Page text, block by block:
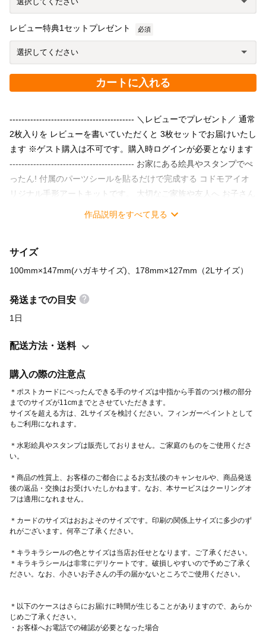
レビュー特典1セットプレゼント 必須
カートに入れる
------------------------------------------ ＼レビューでプレゼント／ 通常
2枚入りを レビューを書いていただくと 3枚セットでお届けいたし
ます ※ゲスト購入は不可です。購入時ログインが必要となります
------------------------------------------ お家にある絵具やスタンプでぺ
ったん! 付属のパーツシールを貼るだけで完成する コドモアイオ
リジナル手形アートキットです。 大切なご家族や友人へ お子さん
の成長を、手形アートで伝えてみませんか？ 成長とともに木が大
ッセージを書いて内祝いに添えたり 切手を貼って遠く離れたおじ
いちゃんおばあちゃんへ 成長のお便りを送ることもできます。 特
を示したい 特別なシーンなどにぴったりです。 また、定期的に小
さな手形とお子さんの写真を アルバムにストックしていけば 時間
う間に大きくなる お子さんのおててやあんよ。 親子で楽しくぺっ
みませんか？ ------------------------------------------ ↓2サイズご用意し
ております↓ ＊ポストカード【対象年齢0〜3歳】 手足サイズ中
指から付け根まで『約11cm』まで入ります。 ＊2Lサイズ【対象
年齢0〜9歳】 手足サイズ中指から付け根まで『約14cm』まで
ット2枚入 ・ポストカード計2枚 ・キラキラシール大〜小10
粒 ・色紙台紙1枚 ・作り方説明書 ＊サイズ ・ポストカード
縦14.7cm×横10.0cm ・2Lサイズ縦17.8cm×横12.7cm ＊紙素材
上質マット紙／厚手0.26mm（ハガキほどの厚み） ＊裏面 ・
ポストカード/2Lサイズともに無地 ＊印刷 ・発色のいいRGB印
刷を採用 ------------------------------------------ その他 ＊絵の具やフ
レームは付属しておりません。 ご家庭のものをお使いくださ
い。 ＊キラキラパーツシールの 色と大きさは当店おすすめをご
用意いたします。 ＊デザイナーの手しごとで お子さまの手形
が“生きる”よう ココロを込めてデザインしています。 ※シー
のでお取り扱い時十分お気をつけください。 また貼り直しができ
ませんので、予備も含め2枚セットでお届けいたしております。
作品説明をすべて見る
サイズ
100mm×147mm(ハガキサイズ)、178mm×127mm（2Lサイズ）
発送までの目安
1日
配送方法・送料
購入の際の注意点
＊ポストカードにぺったんできる手のサイズは中指から手首のつけ根の部分
までのサイズが11cmまでとさせていただきます。
サイズを超える方は、2Lサイズを検討ください。フィンガーペイントとして
もご利用になれます。
＊水彩絵具やスタンプは販売しておりません。ご家庭のものをご使用くださ
い。
＊商品の性質上、お客様のご都合によるお支払後のキャンセルや、商品発送
後の返品・交換はお受けいたしかねます。なお、本サービスはクーリングオ
フは適用になれません。
＊カードのサイズはおおよそのサイズです。印刷の関係上サイズに多少のず
れがございます。何卒ご了承ください。
＊キラキラシールの色とサイズは当店お任せとなります。ご了承ください。
＊キラキラシールは非常にデリケートです。破損しやすいので予めご了承く
ださい。なお、小さいお子さんの手の届かないところでご使用ください。
＊以下のケースはさらにお届けに時間が生じることがありますので、あらか
じめご了承ください。
・お客様へお電話での確認が必要となった場合